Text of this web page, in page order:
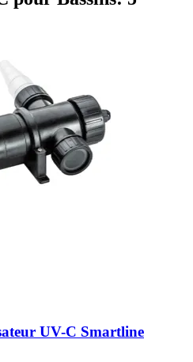
UV-​C Smartline